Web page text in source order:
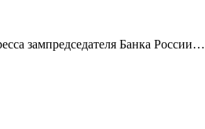
зампредседателя Банка России…